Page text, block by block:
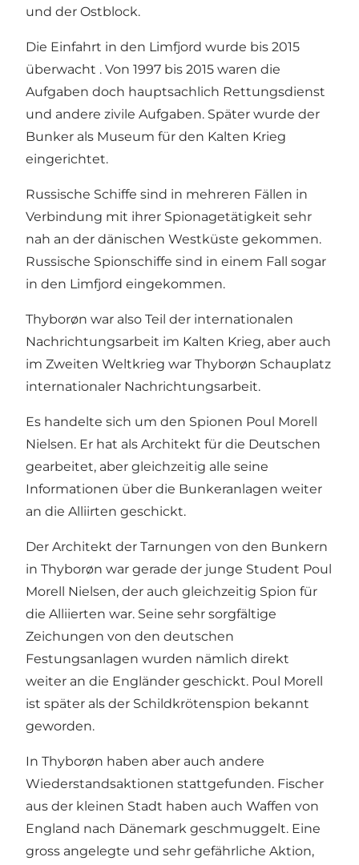
und der Ostblock.
Die Einfahrt in den Limfjord wurde bis 2015
überwacht . Von 1997 bis 2015 waren die
Aufgaben doch hauptsachlich Rettungsdienst
und andere zivile Aufgaben. Später wurde der
Bunker als Museum für den Kalten Krieg
eingerichtet.
Russische Schiffe sind in mehreren Fällen in
Verbindung mit ihrer Spionagetätigkeit sehr
nah an der dänischen Westküste gekommen.
Russische Spionschiffe sind in einem Fall sogar
in den Limfjord eingekommen.
Thyborøn war also Teil der internationalen
Nachrichtungsarbeit im Kalten Krieg, aber auch
im Zweiten Weltkrieg war Thyborøn Schauplatz
internationaler Nachrichtungsarbeit.
Es handelte sich um den Spionen Poul Morell
Nielsen. Er hat als Architekt für die Deutschen
gearbeitet, aber gleichzeitig alle seine
Informationen über die Bunkeranlagen weiter
an die Alliirten geschickt.
Der Architekt der Tarnungen von den Bunkern
in Thyborøn war gerade der junge Student Poul
Morell Nielsen, der auch gleichzeitig Spion für
die Alliierten war. Seine sehr sorgfältige
Zeichungen von den deutschen
Festungsanlagen wurden nämlich direkt
weiter an die Engländer geschickt. Poul Morell
ist später als der Schildkrötenspion bekannt
geworden.
In Thyborøn haben aber auch andere
Wiederstandsaktionen stattgefunden. Fischer
aus der kleinen Stadt haben auch Waffen von
England nach Dänemark geschmuggelt. Eine
gross angelegte und sehr gefährliche Aktion,